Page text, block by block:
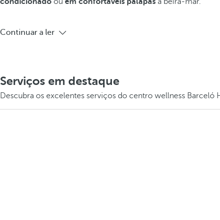
Continuar a ler
Serviços em destaque
Descubra os excelentes serviços do centro wellness Barceló